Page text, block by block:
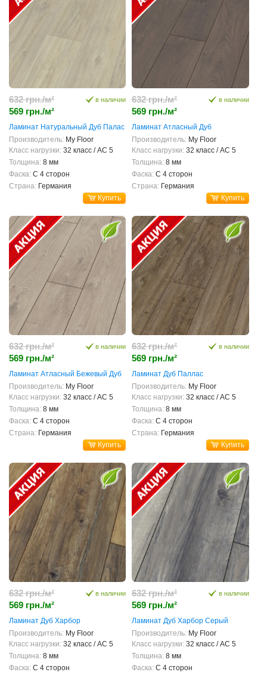
632 грн./м²
569 грн./м²
в наличии
Ламинат Натуральный Дуб Палас
Производитель: My Floor
Класс нагрузки: 32 класс / AC 5
Толщина: 8 мм
Фаска: С 4 сторон
Страна: Германия
Купить
632 грн./м²
569 грн./м²
в наличии
Ламинат Атласный Дуб
Производитель: My Floor
Класс нагрузки: 32 класс / AC 5
Толщина: 8 мм
Фаска: С 4 сторон
Страна: Германия
Купить
632 грн./м²
569 грн./м²
в наличии
Ламинат Атласный Бежевый Дуб
Производитель: My Floor
Класс нагрузки: 32 класс / AC 5
Толщина: 8 мм
Фаска: С 4 сторон
Страна: Германия
Купить
632 грн./м²
569 грн./м²
в наличии
Ламинат Дуб Паллас
Производитель: My Floor
Класс нагрузки: 32 класс / AC 5
Толщина: 8 мм
Фаска: С 4 сторон
Страна: Германия
Купить
632 грн./м²
569 грн./м²
в наличии
Ламинат Дуб Харбор
Производитель: My Floor
Класс нагрузки: 32 класс / AC 5
Толщина: 8 мм
Фаска: С 4 сторон
632 грн./м²
569 грн./м²
в наличии
Ламинат Дуб Харбор Серый
Производитель: My Floor
Класс нагрузки: 32 класс / AC 5
Толщина: 8 мм
Фаска: С 4 сторон